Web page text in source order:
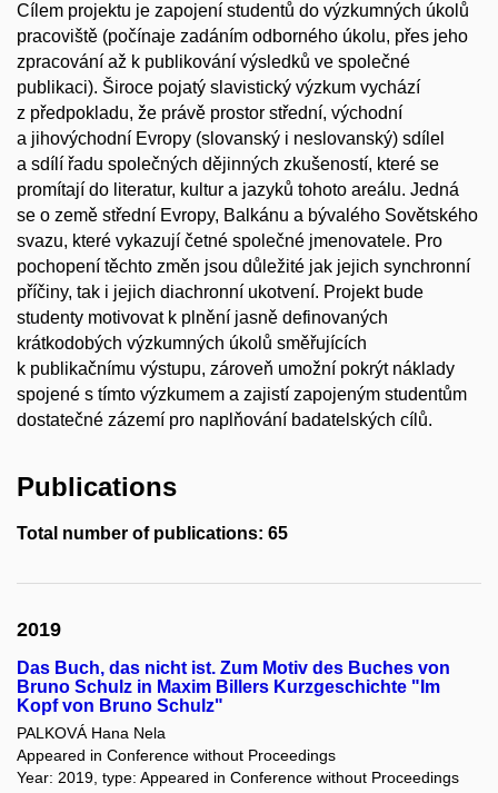
Cílem projektu je zapojení studentů do výzkumných úkolů
pracoviště (počínaje zadáním odborného úkolu, přes jeho
zpracování až k publikování výsledků ve společné
publikaci). Široce pojatý slavistický výzkum vychází
z předpokladu, že právě prostor střední, východní
a jihovýchodní Evropy (slovanský i neslovanský) sdílel
a sdílí řadu společných dějinných zkušeností, které se
promítají do literatur, kultur a jazyků tohoto areálu. Jedná
se o země střední Evropy, Balkánu a bývalého Sovětského
svazu, které vykazují četné společné jmenovatele. Pro
pochopení těchto změn jsou důležité jak jejich synchronní
příčiny, tak i jejich diachronní ukotvení. Projekt bude
studenty motivovat k plnění jasně definovaných
krátkodobých výzkumných úkolů směřujících
k publikačnímu výstupu, zároveň umožní pokrýt náklady
spojené s tímto výzkumem a zajistí zapojeným studentům
dostatečné zázemí pro naplňování badatelských cílů.
Publications
Total number of publications: 65
2019
Das Buch, das nicht ist. Zum Motiv des Buches von
Bruno Schulz in Maxim Billers Kurzgeschichte "Im
Kopf von Bruno Schulz"
PALKOVÁ Hana Nela
Appeared in Conference without Proceedings
Year: 2019, type: Appeared in Conference without Proceedings